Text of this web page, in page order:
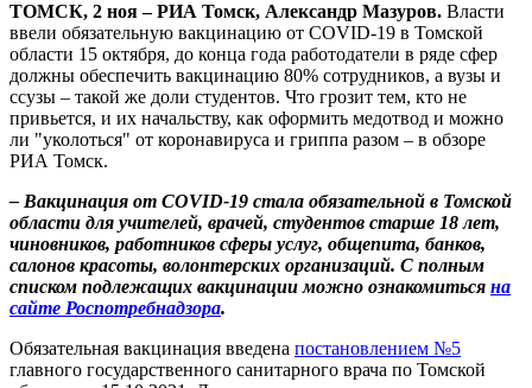
ТОМСК, 2 ноя – РИА Томск, Александр Мазуров. Власти
ввели обязательную вакцинацию от COVID-19 в Томской
области 15 октября, до конца года работодатели в ряде сфер
должны обеспечить вакцинацию 80% сотрудников, а вузы и
ссузы – такой же доли студентов. Что грозит тем, кто не
привьется, и их начальству, как оформить медотвод и можно
ли "уколоться" от коронавируса и гриппа разом – в обзоре
РИА Томск.
– Вакцинация от COVID-19 стала обязательной в Томской
области для учителей, врачей, студентов старше 18 лет,
чиновников, работников сферы услуг, общепита, банков,
салонов красоты, волонтерских организаций. С полным
списком подлежащих вакцинации можно ознакомиться на
сайте Роспотребнадзора.
Обязательная вакцинация введена постановлением №5
главного государственного санитарного врача по Томской